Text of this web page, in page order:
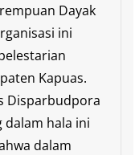
Dayak
ini
Kapuas.
Disparbudpora
dalam hala ini
dalam